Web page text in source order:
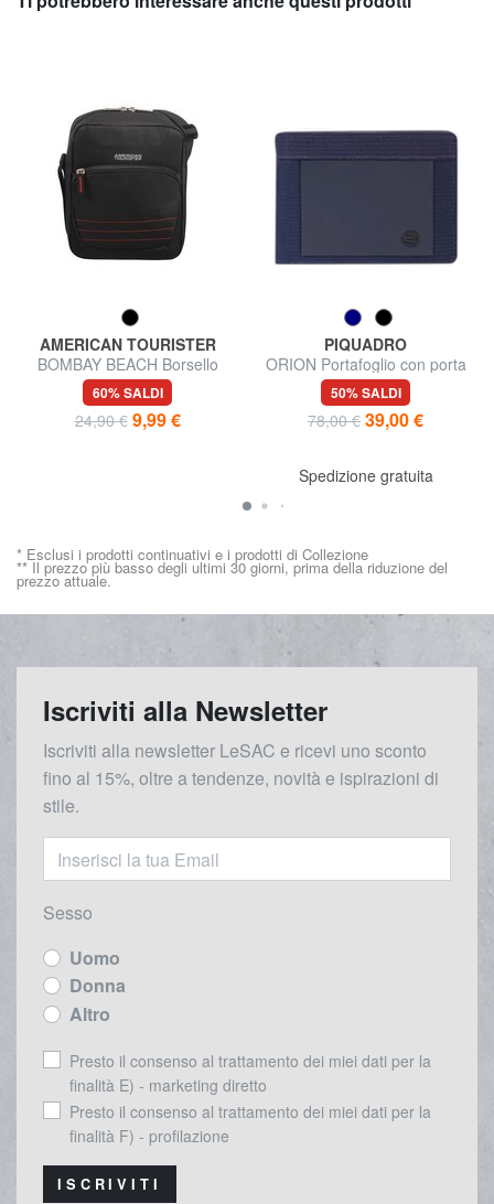
AMERICAN TOURISTER
BOMBAY BEACH Borsello
60% SALDI
24,90 € 9,99 €
PIQUADRO
ORION Portafoglio con porta
banconote e monete
50% SALDI
78,00 € 39,00 €
Spedizione gratuita
* Esclusi i prodotti continuativi e i prodotti di Collezione
** Il prezzo più basso degli ultimi 30 giorni, prima della riduzione del
prezzo attuale.
Iscriviti alla Newsletter
Iscriviti alla newsletter LeSAC e ricevi uno sconto
fino al 15%, oltre a tendenze, novità e ispirazioni di
stile.
Sesso
Uomo
Donna
Altro
Presto il consenso al trattamento dei miei dati per la
finalità E) - marketing diretto
Presto il consenso al trattamento dei miei dati per la
finalità F) - profilazione
ISCRIVITI